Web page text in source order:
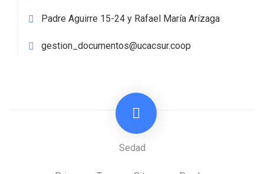
Padre Aguirre 15-24 y Rafael María Arízaga
gestion_documentos@ucacsur.coop
Sedad